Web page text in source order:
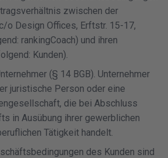
zwischen der
o Design Offices, Erftstr. 15-17,
rankingCoach) und ihren
Kunden).
(§ 14 BGB). Unternehmer
juristische Person oder eine
die bei Abschluss
in Ausübung ihrer gewerblichen
Tätigkeit handelt.
des Kunden sind